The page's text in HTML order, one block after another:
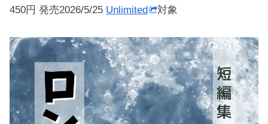
450円 発売2026/5/25 Unlimited 対象